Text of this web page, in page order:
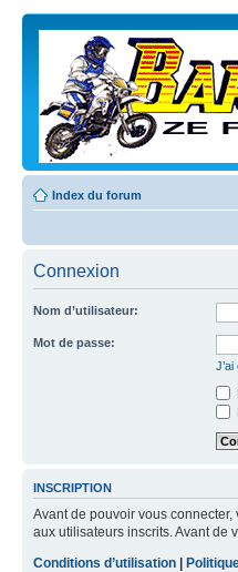
Index du forum
Connexion
Nom d’utilisateur:
Mot de passe:
INSCRIPTION
Avant de pouvoir vous
aux utilisateurs inscrits. Avant de
Conditions d’utilisation |